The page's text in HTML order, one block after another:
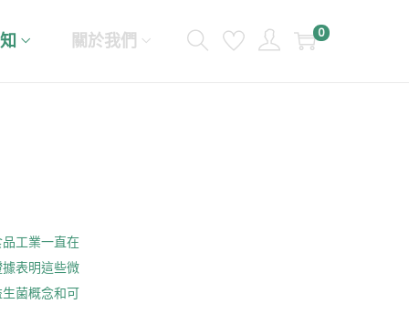
關於我們 0
工業一直在
表明這些微
菌概念和可